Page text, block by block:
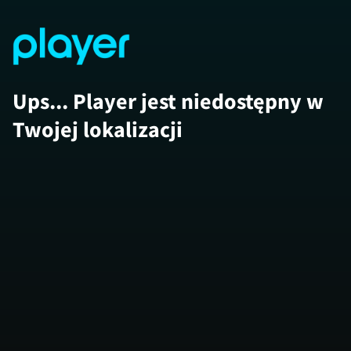
Ups... Player jest niedostępny w
Twojej lokalizacji